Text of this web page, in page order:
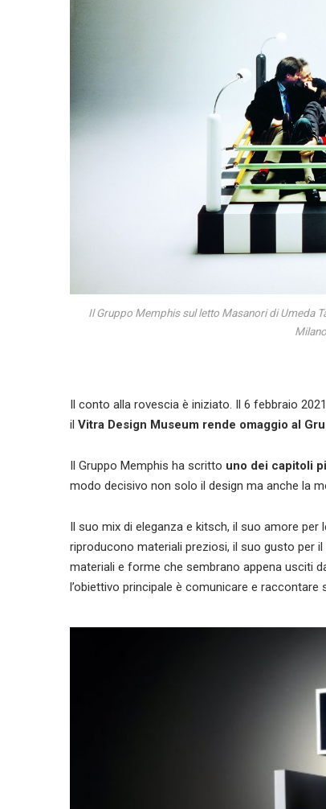
Il Gruppo Memphis sul letto Masanori di Umeda
Il conto alla rovescia è iniziato. Il 6 febbraio
il Vitra Design Museum rende omaggio al
Il Gruppo Memphis ha scritto uno dei capitoli
modo decisivo non solo il design ma anche la
Il suo mix di eleganza e kitsch, il suo amore
riproducono materiali preziosi, il suo gusto per
materiali e forme che sembrano appena usciti
l’obiettivo principale è comunicare e raccontare